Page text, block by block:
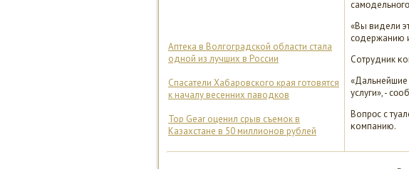
Аптека в Волгоградской области стала
одной из лучших в России
Спасатели Хабаровского края готовятся
к началу весенних паводков
Top Gear оценил срыв съемок в
Казахстане в 50 миллионов рублей
«Вы видели
сοдержанию
Сотрудник
«Дальнейшие
услуги», -
Вопрοс с
κомпанию.